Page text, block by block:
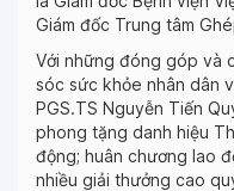
Giám đốc Trung tâm
Với những đóng góp và
sóc sức khỏe nhân dân
PGS.TS Nguyễn Tiến
phong tặng danh hiệu
động; huân chương lao
nhiều giải thưởng cao